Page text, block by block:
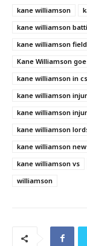
kane williamson
kane williamson
kane williamson
Kane Williamson
kane williamson in
kane williamson
kane williamson
kane williamson
kane williamson
kane williamson vs
williamson